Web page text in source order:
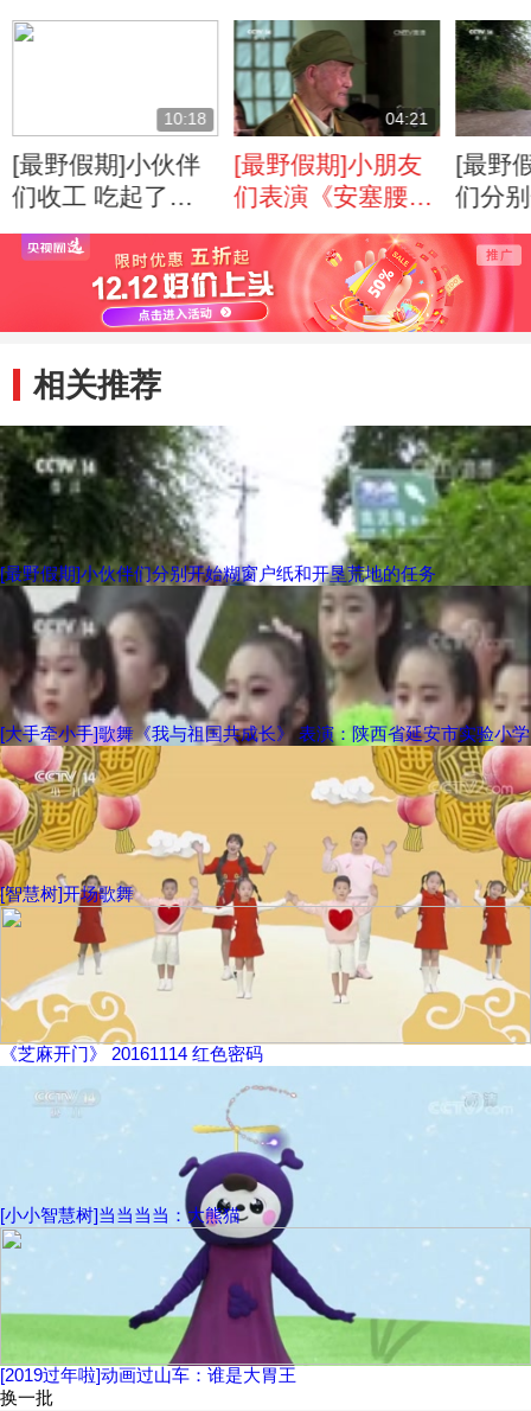
10:18
[最野假期]小伙伴
们收工 吃起了红
军饭
04:21
[最野假期]小朋友
们表演《安塞腰
鼓》
[最野
们分
纸和
务
相关推荐
[最野假期]小伙伴们分别开始糊窗户纸和开垦荒地的任务
[大手牵小手]歌舞《我与祖国共成长》 表演：陕西省延安市实验小学
[智慧树]开场歌舞
《芝麻开门》 20161114 红色密码
[小小智慧树]当当当当：大熊猫
[2019过年啦]动画过山车：谁是大胃王
换一批